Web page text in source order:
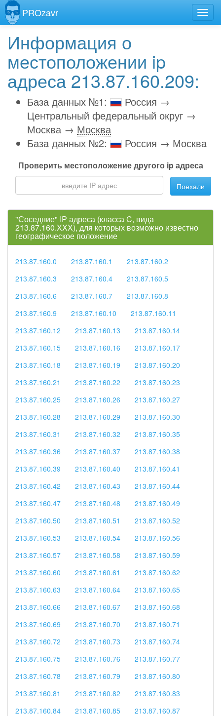
PROzavr
Информация о
местоположении ip
адреса 213.87.160.209:
База данных №1:
Россия →
Центральный федеральный округ →
Москва → Москва
База данных №2:
Россия → Москва
Проверить местоположение другого ip адреса
Поехали
"Соседние" IP адреса (класса C, вида
213.87.160.XXX), для которых возможно известно
географическое положение
213.87.160.0 213.87.160.1
213.87.160.2
213.87.160.3
213.87.160.4
213.87.160.5
213.87.160.6
213.87.160.7
213.87.160.8
213.87.160.9
213.87.160.10
213.87.160.11
213.87.160.12
213.87.160.13
213.87.160.14
213.87.160.15
213.87.160.16
213.87.160.17
213.87.160.18
213.87.160.19
213.87.160.20
213.87.160.21
213.87.160.22
213.87.160.23
213.87.160.25
213.87.160.26
213.87.160.27
213.87.160.28
213.87.160.29
213.87.160.30
213.87.160.31
213.87.160.32
213.87.160.35
213.87.160.36
213.87.160.37
213.87.160.38
213.87.160.39
213.87.160.40
213.87.160.41
213.87.160.42
213.87.160.43
213.87.160.44
213.87.160.47
213.87.160.48
213.87.160.49
213.87.160.50
213.87.160.51
213.87.160.52
213.87.160.53
213.87.160.54
213.87.160.56
213.87.160.57
213.87.160.58
213.87.160.59
213.87.160.60
213.87.160.61
213.87.160.62
213.87.160.63
213.87.160.64
213.87.160.65
213.87.160.66
213.87.160.67
213.87.160.68
213.87.160.69
213.87.160.70
213.87.160.71
213.87.160.72
213.87.160.73
213.87.160.74
213.87.160.75
213.87.160.76
213.87.160.77
213.87.160.78
213.87.160.79
213.87.160.80
213.87.160.81
213.87.160.82
213.87.160.83
213.87.160.84
213.87.160.85
213.87.160.87